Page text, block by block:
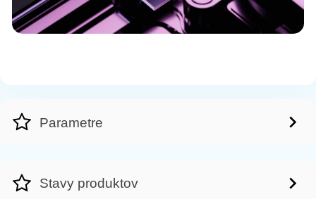
Parametre
Stavy produktov